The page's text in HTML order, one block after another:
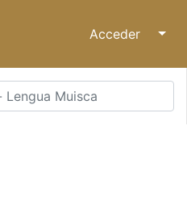
Acceder ↓